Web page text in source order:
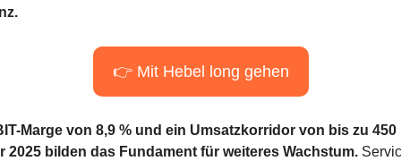
👉 Mit Hebel long gehen
Marge von 8,9 % und ein Umsatzkorridor von bis zu 450
2025 bilden das Fundament für weiteres Wachstum.